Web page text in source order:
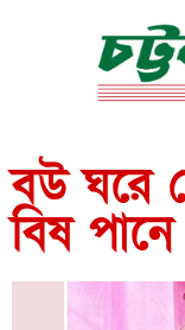
বউ ঘরে
বিষ